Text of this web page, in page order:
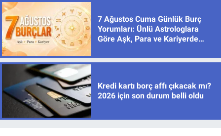
7 Ağustos Cuma Günlük Burç
Yorumları: Ünlü Astrologlara
Göre Aşk, Para ve Kariyerde
Kredi kartı borç affı çıkacak mı?
2026 için son durum belli oldu